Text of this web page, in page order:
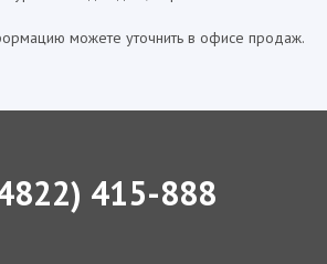
можете уточнить в офисе продаж.
415-888